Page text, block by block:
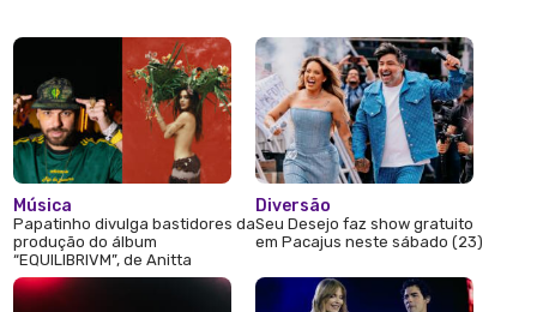
Música
Papatinho divulga bastidores da
produção do álbum
“EQUILIBRIVM”, de Anitta
Diversão
Seu Desejo faz show gratuito
em Pacajus neste sábado (23)